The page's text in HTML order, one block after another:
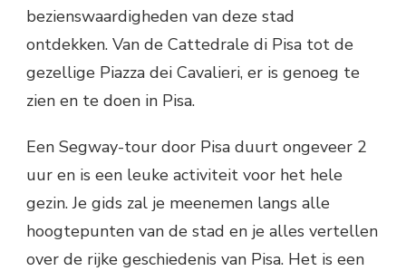
bezienswaardigheden van deze stad
ontdekken. Van de Cattedrale di Pisa tot de
gezellige Piazza dei Cavalieri, er is genoeg te
zien en te doen in Pisa.
Een Segway-tour door Pisa duurt ongeveer 2
uur en is een leuke activiteit voor het hele
gezin. Je gids zal je meenemen langs alle
hoogtepunten van de stad en je alles vertellen
over de rijke geschiedenis van Pisa. Het is een